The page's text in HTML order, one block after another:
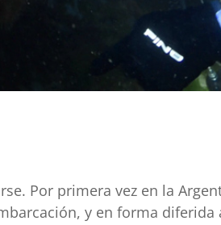
Por primera vez en la
y en forma diferida